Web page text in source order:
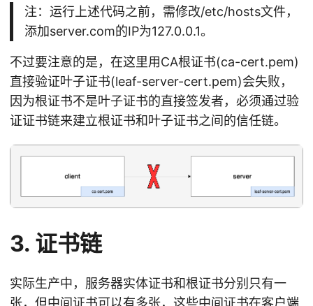
注：运行上述代码之前，需修改/etc/hosts文件，
添加server.com的IP为127.0.0.1。
不过要注意的是，在这里用CA根证书(ca-cert.pem)
直接验证叶子证书(leaf-server-cert.pem)会失败，
因为根证书不是叶子证书的直接签发者，必须通过验
证证书链来建立根证书和叶子证书之间的信任链。
3. 证书链
实际生产中，服务器实体证书和根证书分别只有一
张，但中间证书可以有多张，这些中间证书在客户端